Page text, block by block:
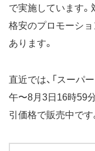
で実施しています。
格安のプロモーシ
あります。
直近では、「スーパ
午〜8月3日16時59
引価格で販売中です